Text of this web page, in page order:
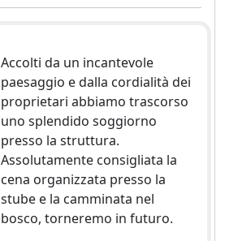
Accolti da un incantevole
paesaggio e dalla cordialità dei
proprietari abbiamo trascorso
uno splendido soggiorno
presso la struttura.
Assolutamente consigliata la
cena organizzata presso la
stube e la camminata nel
bosco, torneremo in futuro.